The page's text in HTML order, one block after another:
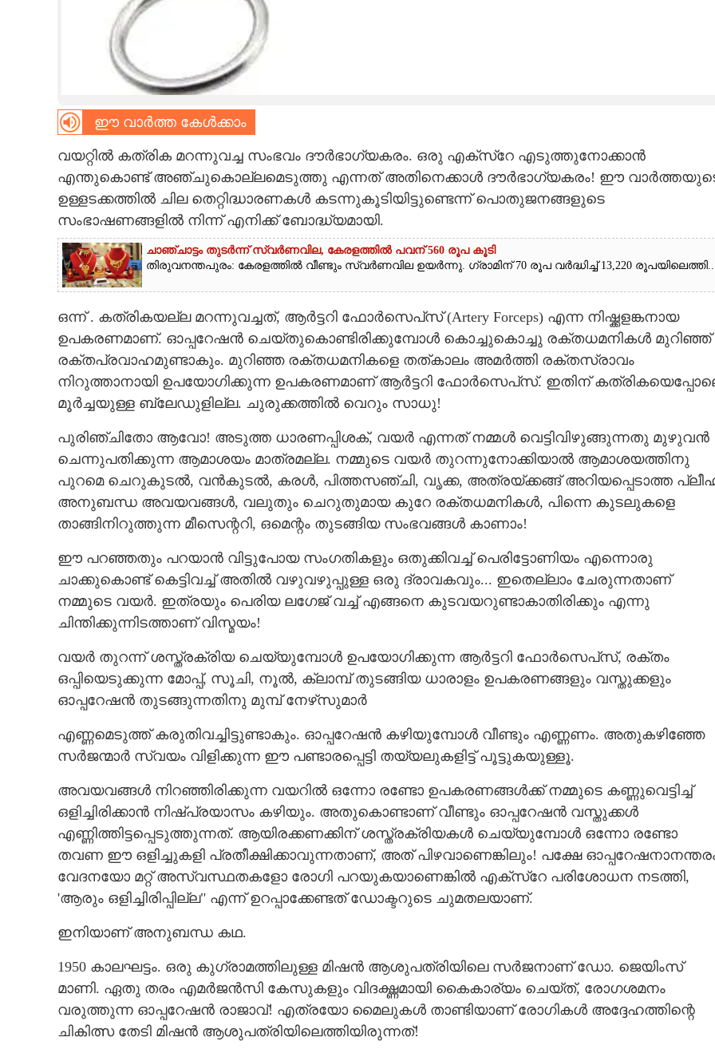
CARTOONS
LITERATURE
CONTACT US
ഈ വാർത്ത കേൾക്കാം
വയറ്റിൽ കത്രിക മറന്നുവച്ച സംഭവം ദൗർഭാഗ്യകരം. ഒരു എക്‌സ്‌റേ എടുത്തുനോക്കാൻ
എന്തുകൊണ്ട് അഞ്ചുകൊല്ലമെടുത്തു എന്നത് അതിനെക്കാൾ ദൗർഭാഗ്യകരം! ഈ
ഉള്ളടക്കത്തിൽ ചില തെറ്റിദ്ധാരണകൾ കടന്നുകൂടിയിട്ടുണ്ടെന്ന് പൊതുജനങ്ങളുടെ
സംഭാഷണങ്ങളിൽ നിന്ന് എനിക്ക് ബോദ്ധ്യമായി.
ചാഞ്ചാട്ടം തുടർന്ന് സ്വർണവില, കേരളത്തിൽ പവന് 560 രൂപ കൂടി
തിരുവനന്തപുരം: കേരളത്തിൽ വീണ്ടും സ്വർണവില ഉയർന്നു. ഗ്രാമിന് 70 രൂപ വർദ്ധിച്ച് 13,220
ഒന്ന് . കത്രികയല്ല മറന്നുവച്ചത്, ആർട്ടറി ഫോർസെപ്‌സ് (Artery Forceps) എന്ന നിഷ്ക്കളങ്കനായ
ഉപകരണമാണ്. ഓപ്പറേഷൻ ചെയ്തുകൊണ്ടിരിക്കുമ്പോൾ കൊച്ചുകൊച്ചു രക്തധമനികൾ മുറിഞ്ഞ്
രക്തപ്രവാഹമുണ്ടാകും. മുറിഞ്ഞ രക്തധമനികളെ തത്കാലം അമർത്തി രക്തസ്രാവം
നിറുത്താനായി ഉപയോഗിക്കുന്ന ഉപകരണമാണ് ആർട്ടറി ഫോർസെപ്‌സ്. ഇതിന്
മൂർച്ചയുള്ള ബ്ലേഡുളില്ല. ചുരുക്കത്തിൽ വെറും സാധു!
പുരിഞ്ചിതോ ആവോ! അടുത്ത ധാരണപ്പിശക്,​ വയർ എന്നത് നമ്മൾ വെട്ടിവിഴുങ്ങുന്നതു മുഴുവൻ
ചെന്നുപതിക്കുന്ന ആമാശയം മാത്രമല്ല. നമ്മുടെ വയർ തുറന്നുനോക്കിയാൽ ആമാശയത്തിനു
പുറമെ ചെറുകുടൽ, വൻകുടൽ, കരൾ, പിത്തസഞ്ചി, വൃക്ക,​ അത്രയ്ക്കങ്ങ് അറിയപ്പെടാത്ത
അനുബന്ധ അവയവങ്ങൾ, വലുതും ചെറുതുമായ കുറേ രക്തധമനികൾ, പിന്നെ കുടലുകളെ
താങ്ങിനിറുത്തുന്ന മീസെന്ററി, ഒമെന്റം തുടങ്ങിയ സംഭവങ്ങൾ കാണാം!
ഈ പറഞ്ഞതും പറയാൻ വിട്ടുപോയ സംഗതികളും ഒതുക്കിവച്ച് പെരിട്ടോണിയം എന്നൊരു
ചാക്കുകൊണ്ട് കെട്ടിവച്ച് അതിൽ വഴുവഴുപ്പുള്ള ഒരു ദ്രാവകവും... ഇതെല്ലാം ചേരുന്നതാണ്
നമ്മുടെ വയർ. ഇത്രയും പെരിയ ലഗേജ് വച്ച് എങ്ങനെ കുടവയറുണ്ടാകാതിരിക്കും എന്നു
ചിന്തിക്കുന്നിടത്താണ് വിസ്മയം!
വയർ തുറന്ന് ശസ്ത്രക്രിയ ചെയ്യുമ്പോൾ ഉപയോഗിക്കുന്ന ആർട്ടറി ഫോർസെപ്‌സ്,​ രക്തം
ഒപ്പിയെടുക്കുന്ന മോപ്പ്, സൂചി, നൂൽ, ക്ലാമ്പ് തുടങ്ങിയ ധാരാളം ഉപകരണങ്ങളും വസ്തുക്കളും
ഓപ്പറേഷൻ തുടങ്ങുന്നതിനു മുമ്പ് നേഴ്‌സുമാർ
എണ്ണമെടുത്ത് കരുതിവച്ചിട്ടുണ്ടാകും. ഓപ്പറേഷൻ കഴിയുമ്പോൾ വീണ്ടും എണ്ണണം. അതുകഴിഞ്ഞേ
സർജന്മാർ സ്വയം വിളിക്കുന്ന ഈ പണ്ടാരപ്പെട്ടി തയ്യലുകളിട്ട് പൂട്ടുകയുള്ളൂ.
അവയവങ്ങൾ നിറഞ്ഞിരിക്കുന്ന വയറിൽ ഒന്നോ രണ്ടോ ഉപകരണങ്ങൾക്ക് നമ്മുടെ കണ്ണുവെട്ടിച്ച്
ഒളിച്ചിരിക്കാൻ നിഷ്പ്രയാസം കഴിയും. അതുകൊണ്ടാണ് വീണ്ടും ഓപ്പറേഷൻ വസ്തുക്കൾ
എണ്ണിത്തിട്ടപ്പെടുത്തുന്നത്. ആയിരക്കണക്കിന് ശസ്ത്രക്രിയകൾ ചെയ്യുമ്പോൾ ഒന്നോ രണ്ടോ
തവണ ഈ ഒളിച്ചുകളി പ്രതീക്ഷിക്കാവുന്നതാണ്, അത് പിഴവാണെങ്കിലും! പക്ഷേ
വേദനയോ മറ്റ് അസ്വസ്ഥതകളോ രോഗി പറയുകയാണെങ്കിൽ എക്‌സ്‌റേ പരിശോധന നടത്തി,​
'ആരും ഒളിച്ചിരിപ്പില്ല" എന്ന് ഉറപ്പാക്കേണ്ടത് ഡോക്ടറുടെ ചുമതലയാണ്.
ഇനിയാണ് അനുബന്ധ കഥ.
1950 കാലഘട്ടം. ഒരു കുഗ്രാമത്തിലുള്ള മിഷൻ ആശുപത്രിയിലെ സർജനാണ് ഡോ. ജെയിംസ്
മാണി. ഏതു തരം എമർജൻസി കേസുകളും വിദഗ്ദ്ധമായി കൈകാര്യം ചെയ്ത്, രോഗശമനം
വരുത്തുന്ന ഓപ്പറേഷൻ രാജാവ്! എത്രയോ മൈലുകൾ താണ്ടിയാണ് രോഗികൾ അദ്ദേഹത്തിന്റെ
ചികിത്സ തേടി മിഷൻ ആശുപത്രിയിലെത്തിയിരുന്നത്!